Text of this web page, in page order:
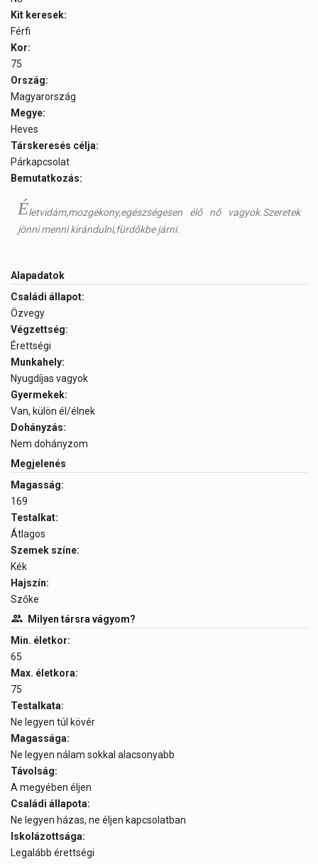
Kit keresek:
Férfi
Kor:
75
Ország:
Magyarország
Megye:
Heves
Társkeresés célja:
Párkapcsolat
Bemutatkozás:
Életvidám,mozgékony,egészségesen élő nő vagyok.Szeretek
jönni menni kirándulni,fürdőkbe járni.
Alapadatok
Családi állapot:
Özvegy
Végzettség:
Érettségi
Munkahely:
Nyugdíjas vagyok
Gyermekek:
Van, külön él/élnek
Dohányzás:
Nem dohányzom
Megjelenés
Magasság:
169
Testalkat:
Átlagos
Szemek színe:
Kék
Hajszín:
Szőke
Milyen társra vágyom?
Min. életkor:
65
Max. életkora:
75
Testalkata:
Ne legyen túl kövér
Magassága:
Ne legyen nálam sokkal alacsonyabb
Távolság:
A megyében éljen
Családi állapota:
Ne legyen házas, ne éljen kapcsolatban
Iskolázottsága:
Legalább érettségi